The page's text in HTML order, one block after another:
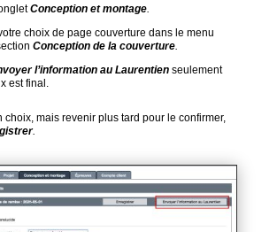
Conception et montage.
choix de page couverture dans le menu
Conception de la couverture.
l’information au Laurentienseulement
est final.
choix, mais revenir plus tard pour le confirmer,
.